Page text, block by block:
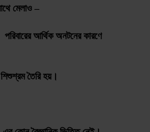
মেলাও –
পরিবারের আর্থিক অনটনের কারণে
শিশুশ্রম তৈরি হয়।